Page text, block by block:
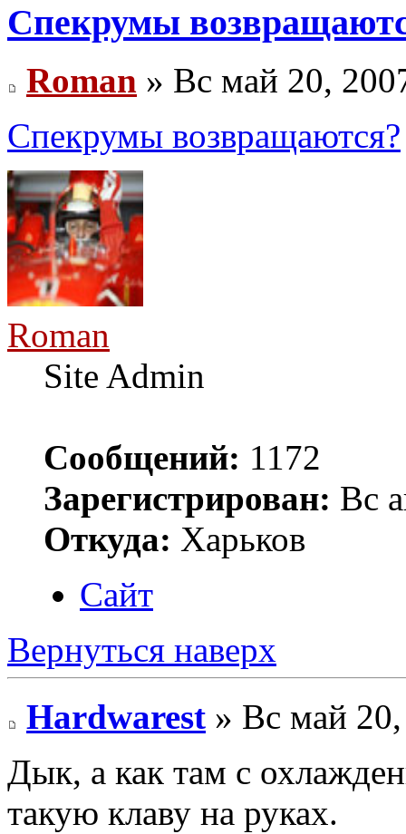
Спекрумы
Roman » Вс май 20,
Спекрумы возвращаются?
Roman
Site Admin
Сообщений: 1172
Зарегистрирован: Вс
Откуда: Харьков
Сайт
Вернуться наверх
Hardwarest » Вс май
Дык, а как там с
такую клаву на руках.